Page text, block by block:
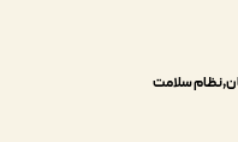
نظام سلامت